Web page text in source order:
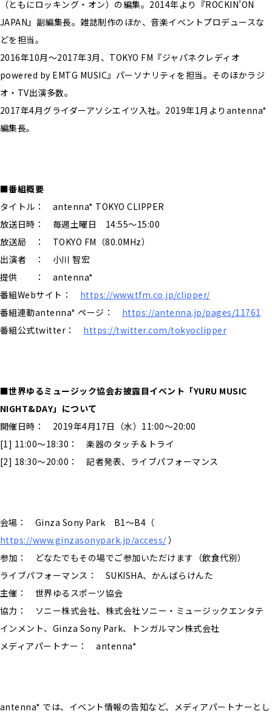
（ともにロッキング・オン）の編集。2014年より『ROCKIN’ON
JAPAN』副編集長。雑誌制作のほか、音楽イベントプロデュースな
どを担当。
2016年10月〜2017年3月、TOKYO FM『ジャパネクレディオ
powered by EMTG MUSIC』パーソナリティを担当。そのほかラジ
オ・TV出演多数。
2017年4月グライダーアソシエイツ入社。2019年1月よりantenna*
編集長。
■番組概要
タイトル： antenna* TOKYO CLIPPER
放送日時： 毎週土曜日 14:55〜15:00
放送局 ： TOKYO FM（80.0MHz）
出演者 ： 小川 智宏
提供 ： antenna*
番組Webサイト： https://www.tfm.co.jp/clipper/
番組連動antenna* ページ： https://antenna.jp/pages/11761
番組公式twitter： https://twitter.com/tokyoclipper
■世界ゆるミュージック協会お披露目イベント「YURU MUSIC
NIGHT&DAY」について
開催日時： 2019年4月17日（水）11:00〜20:00
[1] 11:00〜18:30： 楽器のタッチ＆トライ
[2] 18:30〜20:00： 記者発表、ライブパフォーマンス
会場： Ginza Sony Park B1～B4（
https://www.ginzasonypark.jp/access/）
参加： どなたでもその場でご参加いただけます（飲食代別）
ライブパフォーマンス： SUKISHA、かんばらけんた
主催： 世界ゆるスポーツ協会
協力： ソニー株式会社、株式会社ソニー・ミュージックエンタテ
インメント、Ginza Sony Park、トンガルマン株式会社
メディアパートナー： antenna*
antenna* では、イベント情報の告知など、メディアパートナーとし